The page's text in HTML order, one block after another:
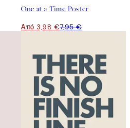
One at a Time Poster
Από 3,98 €7,95 €